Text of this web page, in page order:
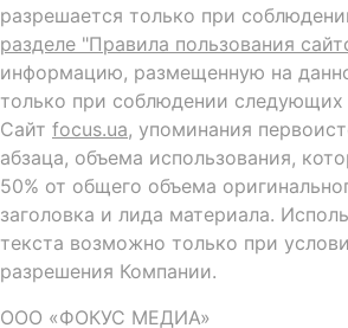
разрешается только при
разделе "Правила пользования
информацию, размещенную на
только при соблюдении следующих
Сайт focus.ua, упоминания
абзаца, объема использования,
50% от общего объема
заголовка и лида материала.
текста возможно только при
разрешения Компании.
ООО «ФОКУС МЕДИА»